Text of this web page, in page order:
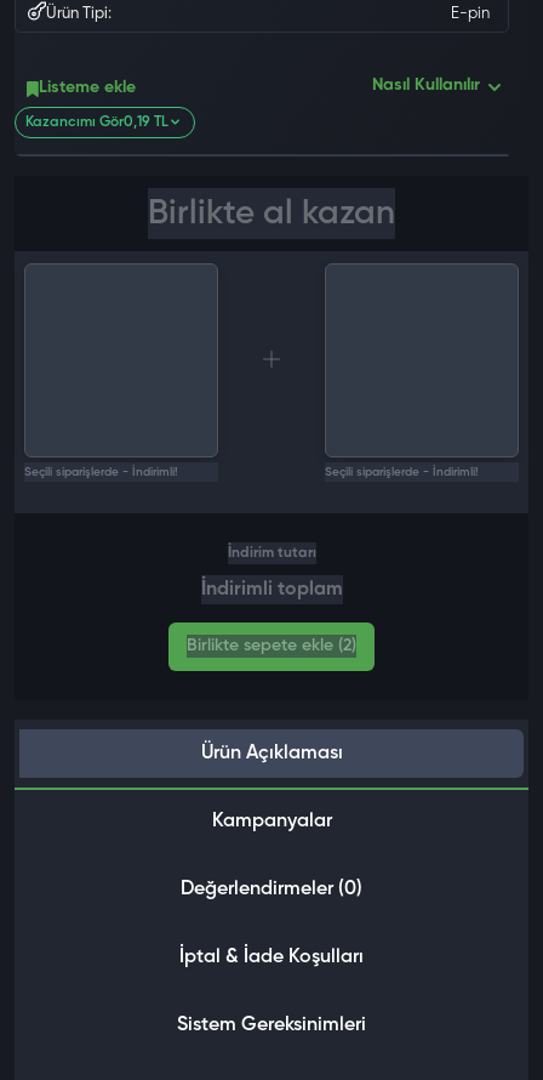
0
Ürün Tipi: E-pin
Nasıl Kullanılır
Listeme ekle
Kazancımı Gör0,19 TL
Birlikte al kazan
Seçili siparişlerde - İndirimli! Seçili siparişlerde - İndirimli!
İndirim tutarı
İndirimli toplam
Birlikte sepete ekle (2)
Ürün Açıklaması
Kampanyalar
Değerlendirmeler (0)
İptal & İade Koşulları
Sistem Gereksinimleri